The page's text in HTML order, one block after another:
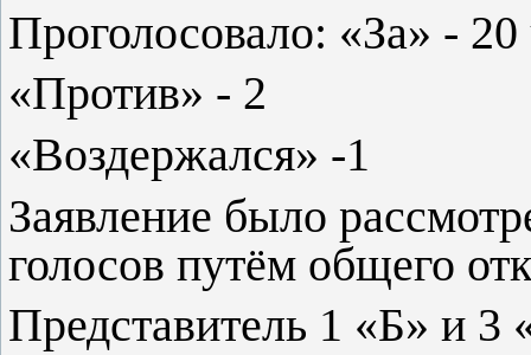
Проголосовало: «За» - 20
«Против» - 2
«Воздержался» -1
Заявление было
голосов путём общего
Представитель 1 «Б» и